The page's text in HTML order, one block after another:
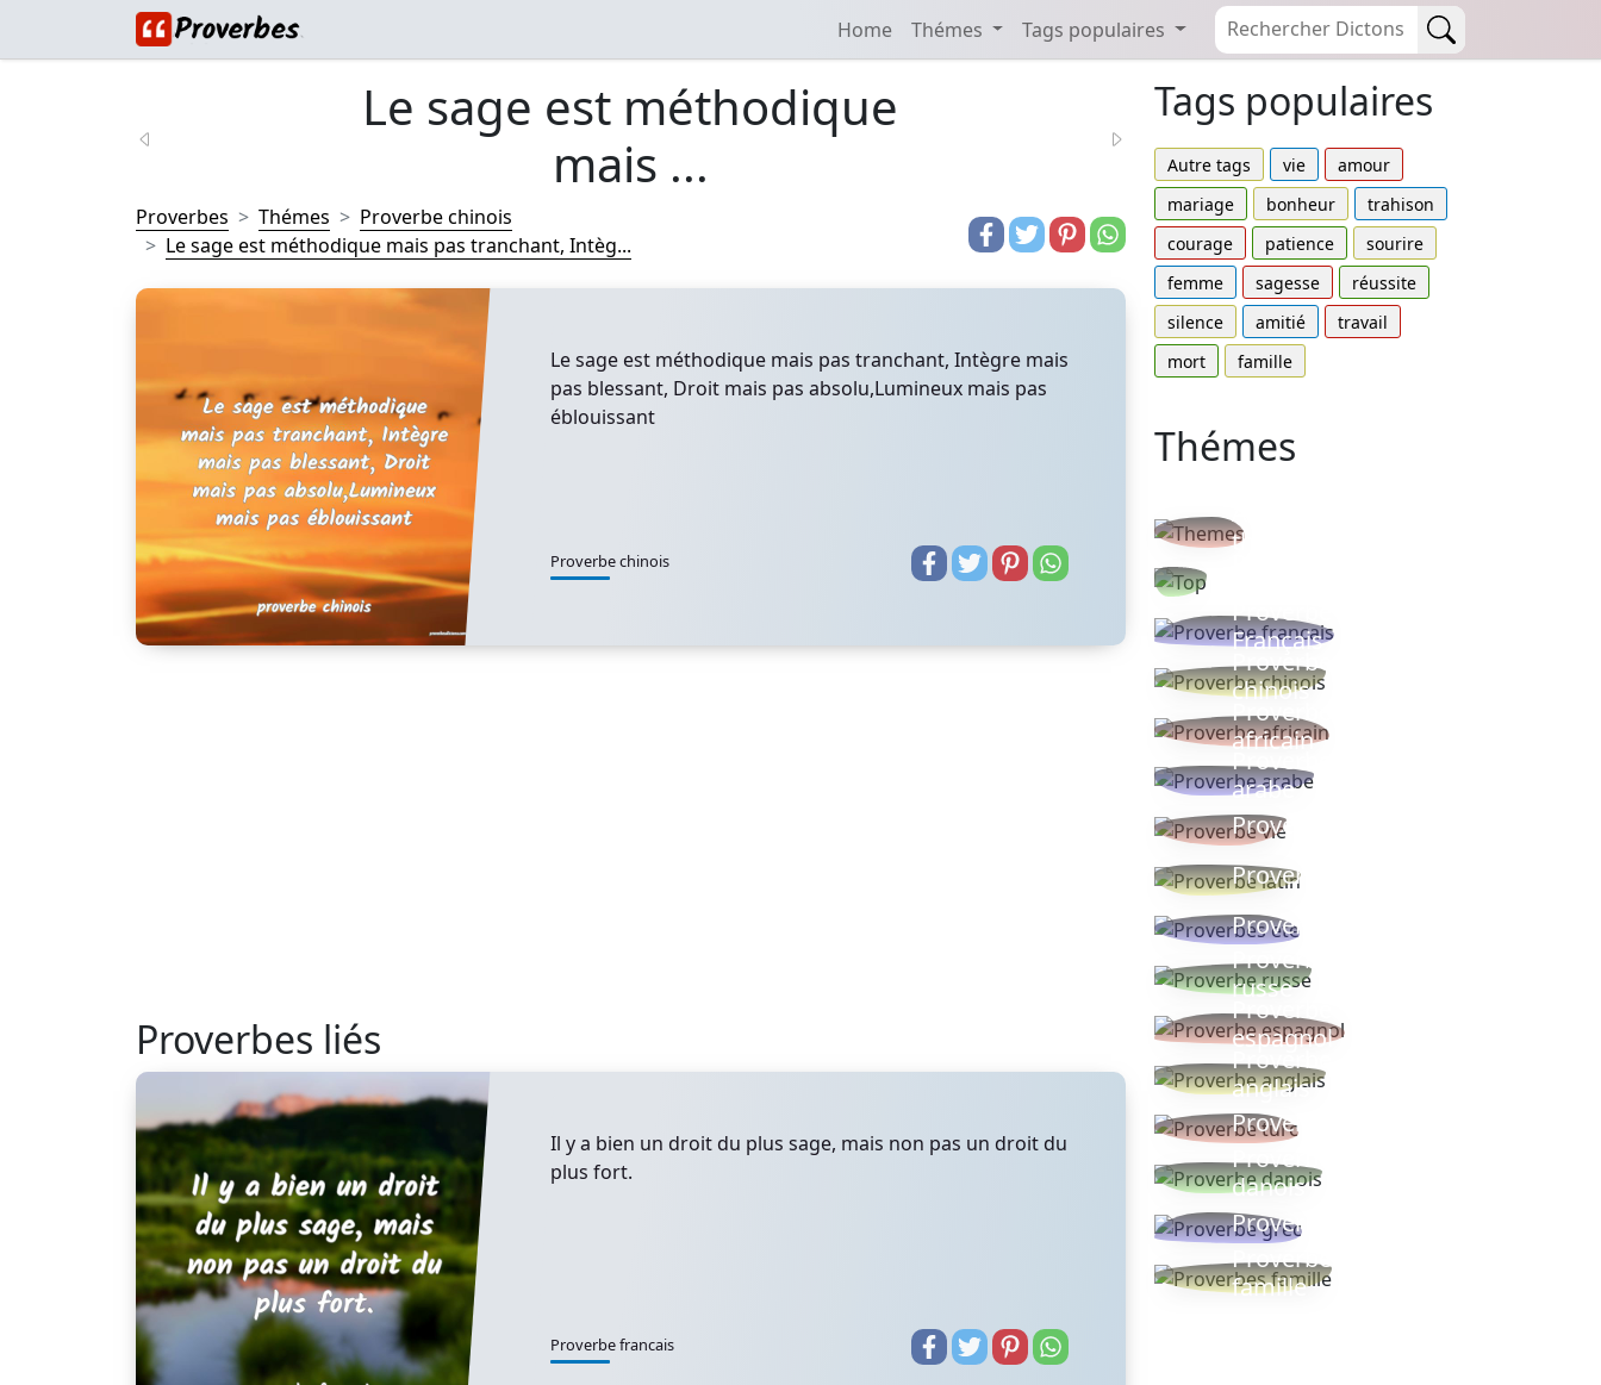
Home Thémes Tags populaires
Le sage est méthodique
mais ...
Proverbes Thémes
Proverbe chinois
Le sage est méthodique mais pas tranchant, Intèg...
Le sage est méthodique mais pas tranchant, Intègre mais
pas blessant, Droit mais pas absolu,Lumineux mais pas
éblouissant
Proverbe chinois
Proverbes liés
Il y a bien un droit du plus sage, mais non pas un droit du
plus fort.
Proverbe francais
Tags populaires
Autre tags vie
amour
mariage
bonheur
trahison
courage
patience
sourire
femme
sagesse
réussite
silence
amitié
travail
mort
famille
Thémes
thèmes
Proverbe
Français
Proverbe
chinois
Proverbe
africain
Proverbe
arabe
Proverbe vie
Proverbe latin
Proverbes ete
Proverbe
russe
Proverbe
espagnol
Proverbe
anglais
Proverbe turc
Proverbe
danois
Proverbe grec
Proverbes
famille